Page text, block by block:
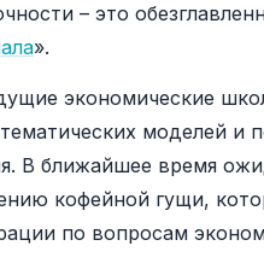
– это
».
экономические
моделей и
В ближайшее время
кофейной гущи,
по вопросам